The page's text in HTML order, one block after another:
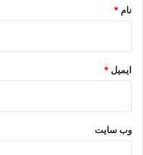
نام *
ایمیل *
وب‌ سایت